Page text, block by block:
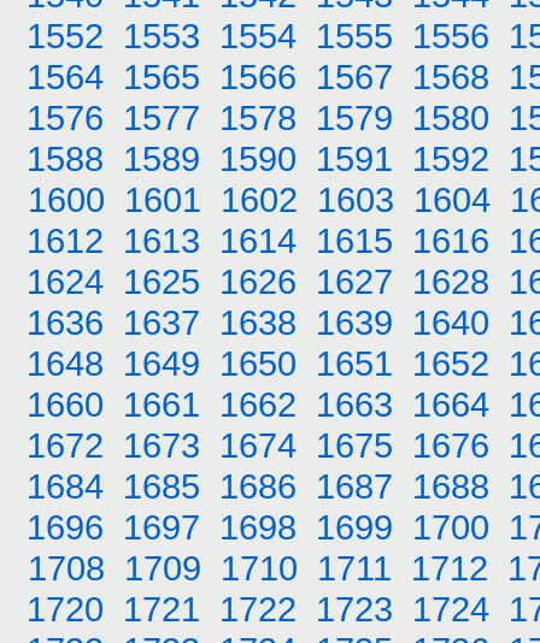
1552 1553 1554 1555 1556
1564 1565 1566 1567 1568
1576 1577 1578 1579 1580
1588 1589 1590 1591 1592
1600 1601 1602 1603 1604
1612 1613 1614 1615 1616
1624 1625 1626 1627 1628
1636 1637 1638 1639 1640
1648 1649 1650 1651 1652
1660 1661 1662 1663 1664
1672 1673 1674 1675 1676
1684 1685 1686 1687 1688
1696 1697 1698 1699 1700
1708 1709 1710 1711 1712
1720 1721 1722 1723 1724